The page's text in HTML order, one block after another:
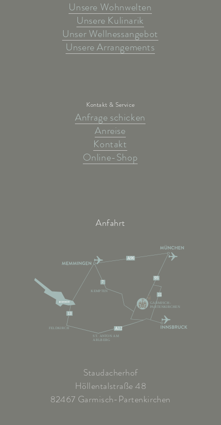
Unsere Wohnwelten
Unsere Kulinarik
Unser Wellnessangebot
Unsere Arrangements
Kontakt & Service
Anfrage schicken
Anreise
Kontakt
Online-Shop
Anfahrt
A96
95
11
7
A12
13
KEMPTEN
ST. ANTON AM
ARLBERG
FELDKIRCH
GARMISCH-
PARTENKIRCHEN
Staudacherhof
Höllentalstraße 48
82467 Garmisch-Partenkirchen